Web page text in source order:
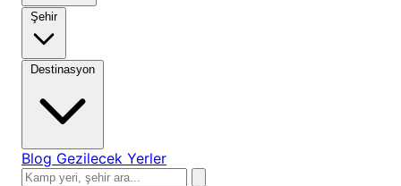
Şehir
Destinasyon
Blog Gezilecek Yerler